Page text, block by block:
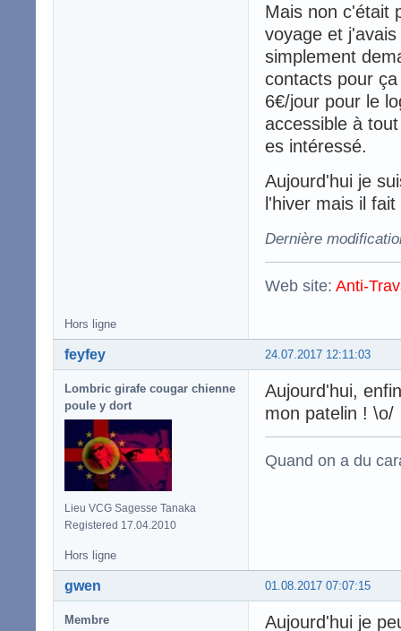
Mais non c'était
voyage et
simplement
contacts pour
6€/jour pour le
accessible à
es intéressé.
Aujourd'hui je
l'hiver mais il
Dernière
Web site: Anti-
Hors ligne
24.07.2017 12:11:03
feyfey
Lombric girafe cougar chienne
poule y dort
Lieu VCG Sagesse Tanaka
Registered 17.04.2010
Aujourd'hui,
mon patelin ! \o/
Quand on a du
Hors ligne
01.08.2017 07:07:15
gwen
Membre
Aujourd'hui je